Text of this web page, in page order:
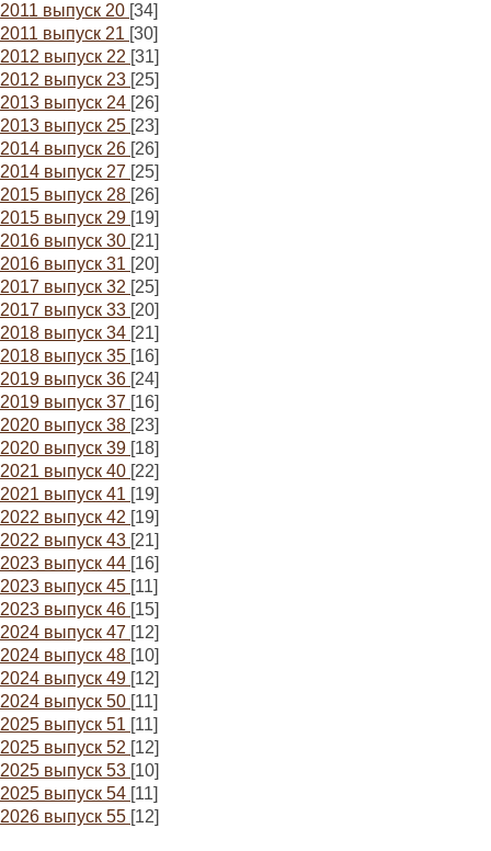
2011 выпуск 20 [34]
2011 выпуск 21 [30]
2012 выпуск 22 [31]
2012 выпуск 23 [25]
2013 выпуск 24 [26]
2013 выпуск 25 [23]
2014 выпуск 26 [26]
2014 выпуск 27 [25]
2015 выпуск 28 [26]
2015 выпуск 29 [19]
2016 выпуск 30 [21]
2016 выпуск 31 [20]
2017 выпуск 32 [25]
2017 выпуск 33 [20]
2018 выпуск 34 [21]
2018 выпуск 35 [16]
2019 выпуск 36 [24]
2019 выпуск 37 [16]
2020 выпуск 38 [23]
2020 выпуск 39 [18]
2021 выпуск 40 [22]
2021 выпуск 41 [19]
2022 выпуск 42 [19]
2022 выпуск 43 [21]
2023 выпуск 44 [16]
2023 выпуск 45 [11]
2023 выпуск 46 [15]
2024 выпуск 47 [12]
2024 выпуск 48 [10]
2024 выпуск 49 [12]
2024 выпуск 50 [11]
2025 выпуск 51 [11]
2025 выпуск 52 [12]
2025 выпуск 53 [10]
2025 выпуск 54 [11]
2026 выпуск 55 [12]